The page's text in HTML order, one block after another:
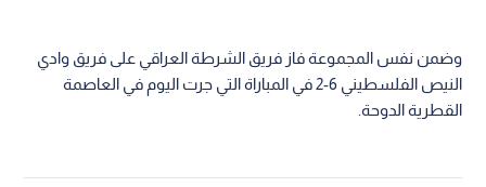
وضمن نفس المجموعة فاز فريق الشرطة العراقي على فريق وادي
النيص الفلسطيني 6-2 في المباراة التي جرت اليوم في العاصمة
القطرية الدوحة.